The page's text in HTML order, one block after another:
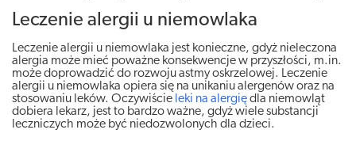
Leczenie alergii u niemowlaka
Leczenie alergii u niemowlaka jest konieczne, gdyż nieleczona
alergia może mieć poważne konsekwencje w przyszłości, m.in.
może doprowadzić do rozwoju astmy oskrzelowej. Leczenie
alergii u niemowlaka opiera się na unikaniu alergenów oraz na
stosowaniu leków. Oczywiście leki na alergiędla niemowląt
dobiera lekarz, jest to bardzo ważne, gdyż wiele substancji
leczniczych może być niedozwolonych dla dzieci.